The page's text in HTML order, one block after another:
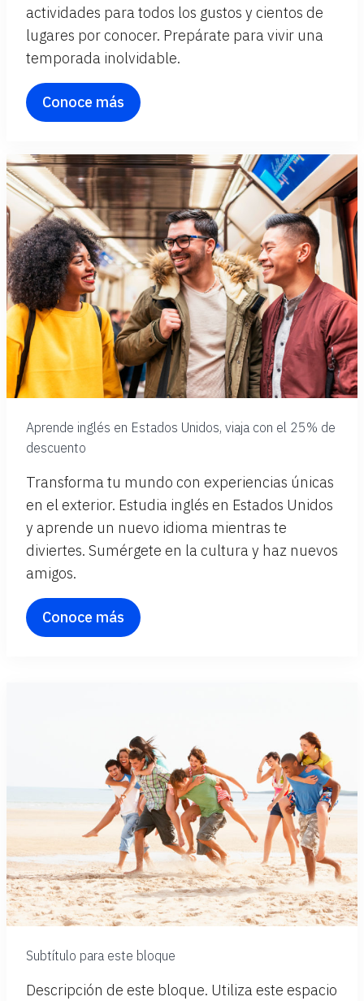
actividades para todos los gustos y cientos de
lugares por conocer. Prepárate para vivir una
temporada inolvidable.
Conoce más
Aprende inglés en Estados Unidos, viaja con el 25% de
descuento
Transforma tu mundo con experiencias únicas
en el exterior. Estudia inglés en Estados Unidos
y aprende un nuevo idioma mientras te
diviertes. Sumérgete en la cultura y haz nuevos
amigos.
Conoce más
Subtítulo para este bloque
Descripción de este bloque. Utiliza este espacio